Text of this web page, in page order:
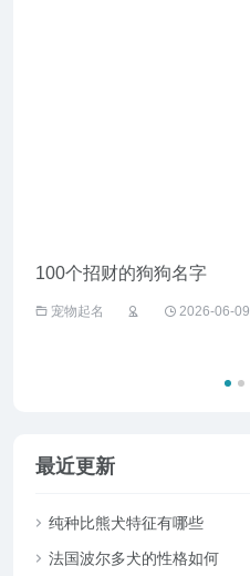
100个招财的狗狗名字
宠物起名 2026-06-09
最近更新
纯种比熊犬特征有哪些
法国波尔多犬的性格如何